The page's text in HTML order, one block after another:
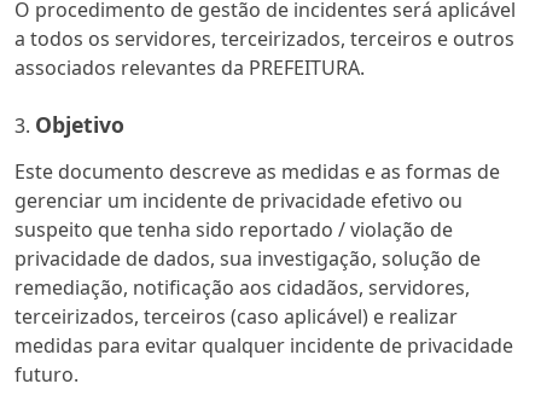
O procedimento de gestão de incidentes será aplicável
a todos os servidores, terceirizados, terceiros e outros
associados relevantes da PREFEITURA.
Objetivo
Este documento descreve as medidas e as formas de
gerenciar um incidente de privacidade efetivo ou
suspeito que tenha sido reportado / violação de
privacidade de dados, sua investigação, solução de
remediação, notificação aos cidadãos, servidores,
terceirizados, terceiros (caso aplicável) e realizar
medidas para evitar qualquer incidente de privacidade
futuro.